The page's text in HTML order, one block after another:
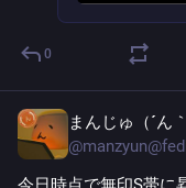
0
まんじゅ（´ん
@